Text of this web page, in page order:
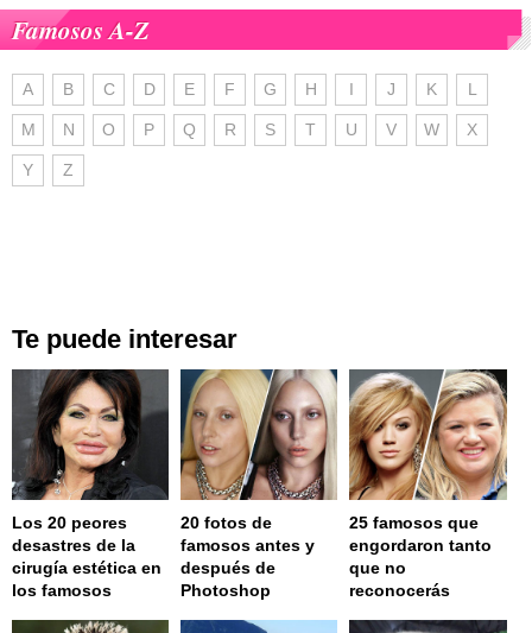
Famosos A-Z
A B C D E F G H I J K L
M N O P Q R S T U V W X
Y Z
Te puede interesar
Los 20 peores
desastres de la
cirugía estética en
los famosos
20 fotos de
famosos antes y
después de
Photoshop
25 famosos que
engordaron tanto
que no
reconocerás